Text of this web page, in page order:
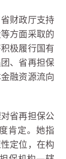
财政厅支持
方面采取的
极履行国有
、省再担保
融资源流向
省再担保公
肯定。她指
定位，在构